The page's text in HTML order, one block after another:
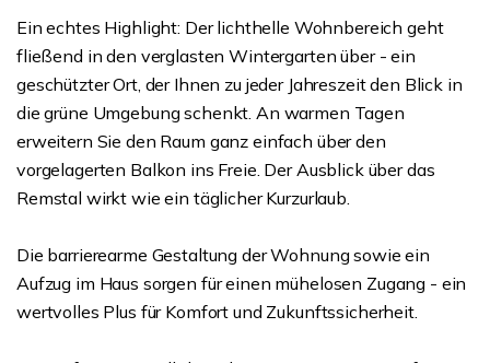
Ein echtes Highlight: Der lichthelle Wohnbereich geht
fließend in den verglasten Wintergarten über - ein
geschützter Ort, der Ihnen zu jeder Jahreszeit den Blick in
die grüne Umgebung schenkt. An warmen Tagen
erweitern Sie den Raum ganz einfach über den
vorgelagerten Balkon ins Freie. Der Ausblick über das
Remstal wirkt wie ein täglicher Kurzurlaub.
Die barrierearme Gestaltung der Wohnung sowie ein
Aufzug im Haus sorgen für einen mühelosen Zugang - ein
wertvolles Plus für Komfort und Zukunftssicherheit.